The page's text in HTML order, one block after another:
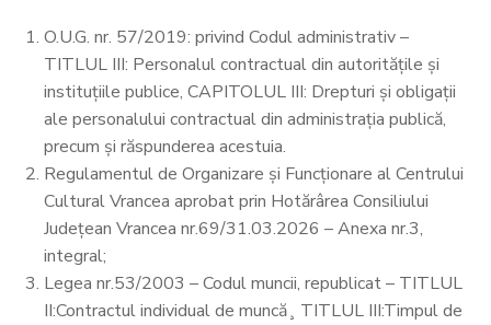
O.U.G. nr. 57/2019: privind Codul administrativ –
TITLUL III: Personalul contractual din autoritățile și
instituțiile publice, CAPITOLUL III: Drepturi și obligații
ale personalului contractual din administrația publică,
precum și răspunderea acestuia.
Regulamentul de Organizare și Funcționare al Centrului
Cultural Vrancea aprobat prin Hotărârea Consiliului
Județean Vrancea nr.69/31.03.2026 – Anexa nr.3,
integral;
Legea nr.53/2003 – Codul muncii, republicat – TITLUL
II:Contractul individual de muncă¸ TITLUL III:Timpul de